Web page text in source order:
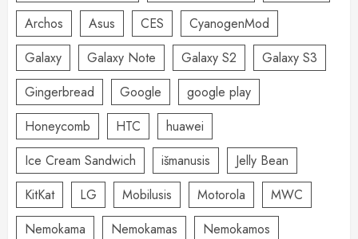
Archos
Asus CES
CyanogenMod
Galaxy
Galaxy Note Galaxy S2
Galaxy S3
Gingerbread
Google
google play
Honeycomb
HTC
huawei
Ice Cream Sandwich
išmanusis
Jelly Bean
KitKat
LG Mobilusis Motorola
MWC
Nemokama
Nemokamas
Nemokamos